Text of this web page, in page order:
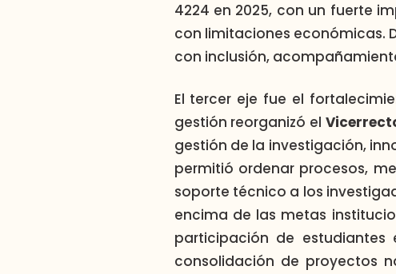
4224 en 2025, con un fuerte
con limitaciones económicas.
con inclusión,
El tercer eje fue el
gestión reorganizó el
gestión de la investigación,
permitió ordenar procesos,
soporte técnico a los
encima de las metas
participación de
consolidación de proyectos